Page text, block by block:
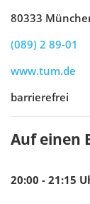
80333
(089) 2 89-01
www.tum.de
barrierefrei
Auf einen
20:00 - 21:15